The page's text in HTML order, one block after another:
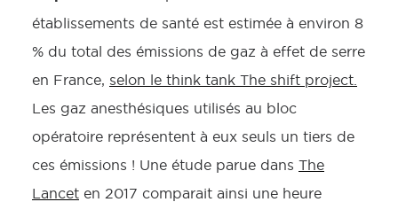
établissements de santé est estimée à environ 8
% du total des émissions de gaz à effet de serre
en France, selon le think tank The shift project.
Les gaz anesthésiques utilisés au bloc
opératoire représentent à eux seuls un tiers de
ces émissions ! Une étude parue dans The
Lancet en 2017 comparait ainsi une heure